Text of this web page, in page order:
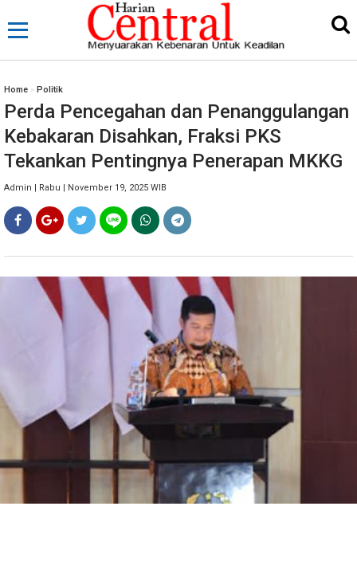
Home » Politik
Perda Pencegahan dan Penanggulangan
Kebakaran Disahkan, Fraksi PKS
Tekankan Pentingnya Penerapan MKKG
Admin | Rabu | November 19, 2025 WIB